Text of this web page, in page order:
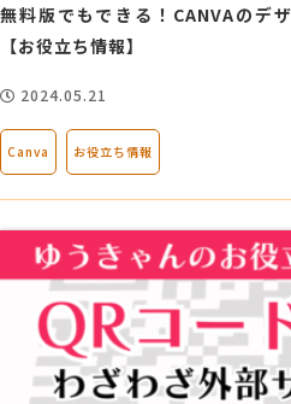
無料版でもできる！CANVAのデ
【お役立ち情報】
2024.05.21
Canva お役立ち情報